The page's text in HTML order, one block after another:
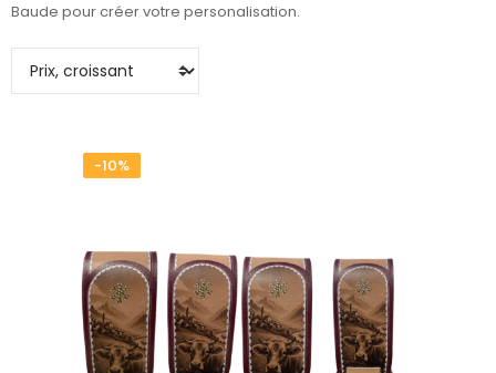
Baude pour créer votre personalisation.
-10%